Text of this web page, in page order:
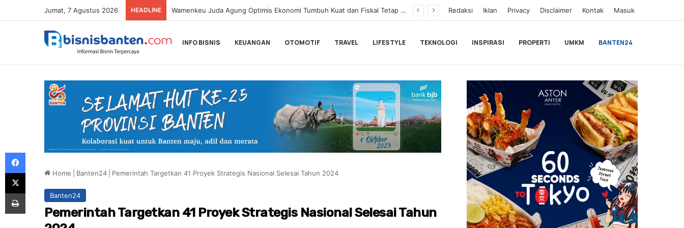
Jumat, 7 Agustus 2026 HEADLINE Astra Honda Siap Lanjutkan Performa Positif di ARRC Mandalika 2026 Redaksi Iklan Privacy Disclaimer Kontak Masuk
INFO BISNIS KEUANGAN OTOMOTIF TRAVEL LIFESTYLE TEKNOLOGI INSPIRASI PROPERTI UMKM BANTEN24
Home Banten24 Pemerintah Targetkan 41 Proyek Strategis Nasional Selesai Tahun 2024
Banten24
Pemerintah Targetkan 41 Proyek Strategis Nasional Selesai Tahun
Facebook